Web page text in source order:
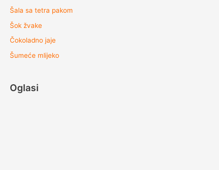
Šala sa tetra pakom
Šok žvake
Čokoladno jaje
Šumeće mlijeko
Oglasi